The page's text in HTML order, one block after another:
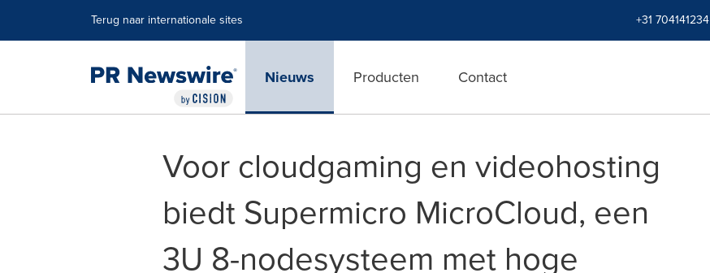
Terug naar internationale sites +31 704141234
Nieuws Producten Contact
Voor cloudgaming en videohosting
biedt Supermicro MicroCloud, een
3U 8-nodesysteem met hoge